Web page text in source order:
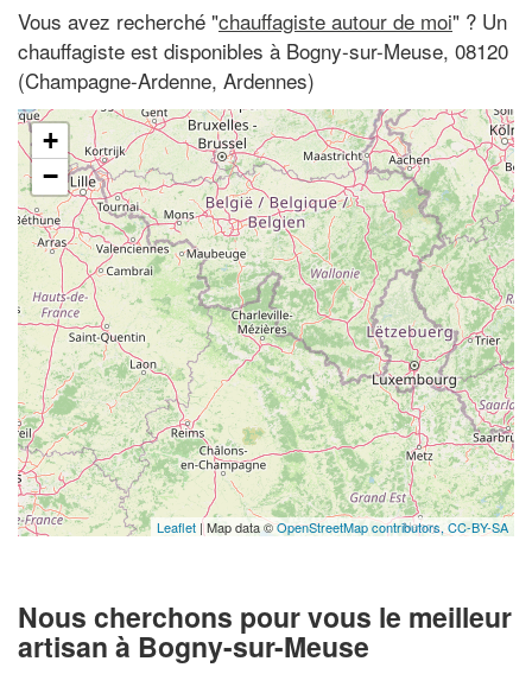
Vous avez recherché "chauffagiste autour de moi" ? Un
chauffagiste est disponibles à Bogny-sur-Meuse, 08120
(Champagne-Ardenne, Ardennes)
+
−
Leaflet | Map data ©OpenStreetMap contributors, CC-BY-SA
Nous cherchons pour vous le meilleur
artisan à Bogny-sur-Meuse